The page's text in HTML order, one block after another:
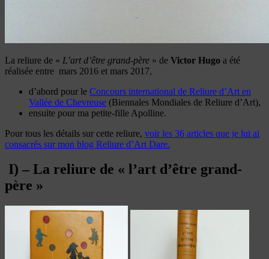
La reliure de « L’art d’être grand-père » de Victor Hugo a été
réalisée entre mars 2016 et mars 2017,
d’abord pour le Concours international de Reliure d’Art en
Vallée de Chevreuse (Biennales Mondiales de Reliure d’Art),
ensuite pour ma petite-fille Apolline.
Pour tous les détails sur cette reliure, voir les 36 articles que je lui ai
consacrés sur mon blog Reliure d’Art Dare.
I) – La reliure de « l’art d’être grand-
père »